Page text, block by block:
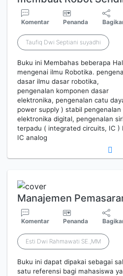
Komentar Penanda
Taufiq Dwi Septiani suyadhi
Buku ini Membahas beberapa Hal
mengenai ilmu Robotika.
dasar ilmu dasar robotika,
pengenalan komponen dasar
elektronika, pengenalan catu
power supply ) stabil pengenalan
elektronika digital, pengenalan
terpadu ( integrated circuits, IC )
IC analog
Manajemen
Komentar Penanda
Esti Dwi Rahmawati SE.,MM
Buku ini dapat dipakai sebagai
satu referensi bagi mahasiswa